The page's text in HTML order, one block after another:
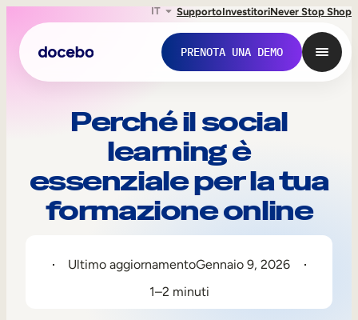
IT SupportoInvestitoriNever Stop Shop
PRENOTA UNA DEMO
Perché il social
learning è
essenziale per la tua
formazione online
Ultimo aggiornamentoGennaio 9, 2026
1–2 minuti